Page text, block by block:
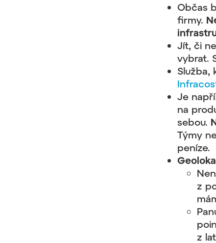
Občas
firmy.
Jít, či
vybrat.
Služba,
Je
na
sebou.
Týmy
peníze.
z
z